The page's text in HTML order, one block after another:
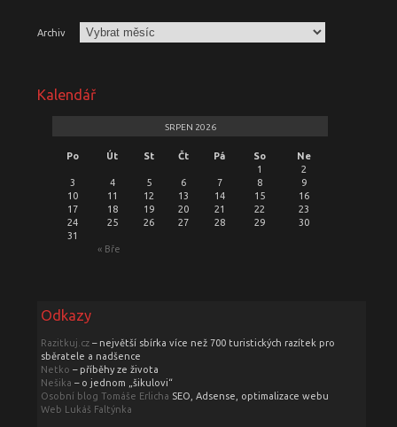
Archiv
Kalendář
SRPEN 2026
Po Út St Čt Pá So Ne
« Bře
1
2
3
4 5 6 7 8
9
10
11 12 13 14 15
16
17
18 19 20 21 22
23
24
25 26 27 28 29
30
31
Odkazy
Razitkuj.cz– největší sbírka více než 700 turistických razítek pro
sběratele a nadšence
Netko – příběhy ze života
Nešika – o jednom „šikulovi“
Osobní blog Tomáše Erlicha SEO, Adsense, optimalizace webu
Web Lukáš Faltýnka